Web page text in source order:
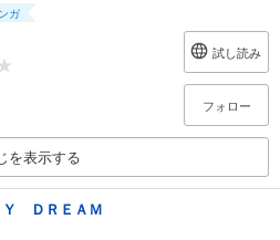
ガ
試し読み
フォロー
を表示する
Ｙ ＤＲＥＡＭ